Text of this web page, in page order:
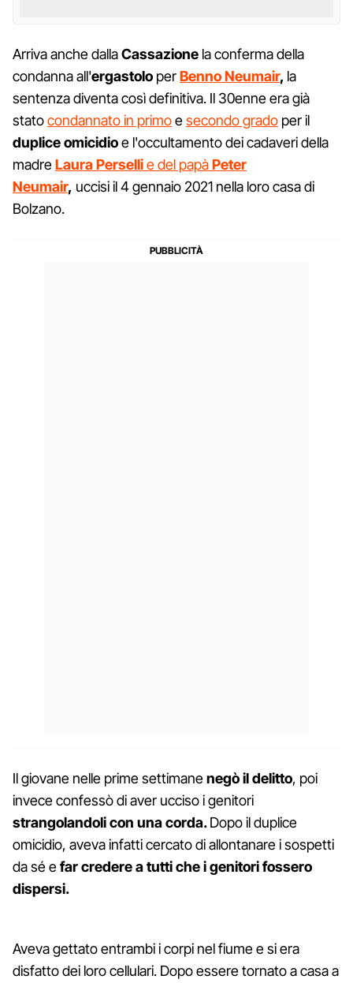
Arriva anche dallaCassazione la conferma della
condanna all'ergastolo perBenno Neumair, la
sentenza diventa così definitiva. Il 30enne era già
statocondannato in primoesecondo grado per il
duplice omicidioe l'occultamento dei cadaveri della
madreLaura Persellie del papàPeter
Neumair, uccisi il 4 gennaio 2021 nella loro casa di
Bolzano.
Il giovane nelle prime settimanenegò il delitto, poi
invece confessò di aver ucciso i genitori
strangolandoli con una corda.Dopo il duplice
omicidio, aveva infatti cercato di allontanare i sospetti
da sé efar credere a tutti che i genitori fossero
dispersi.
Aveva gettato entrambi i corpi nel fiume e si era
disfatto dei loro cellulari. Dopo essere tornato a casa a